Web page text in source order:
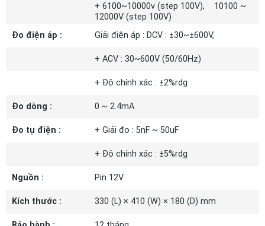
+ 6100~10000v (step 100V), 10100 ~
12000V (step 100V)
Đo điện áp :
Giải điện áp : DCV : ±30~±600V,
+ ACV : 30~600V (50/60Hz)
+ Độ chính xác : ±2%rdg
Đo dòng : 0 ~ 2.4mA
Đo tụ điện : + Giải đo : 5nF ~ 50uF
+ Độ chính xác : ±5%rdg
Nguồn : Pin 12V
Kích thước : 330 (L) × 410 (W) × 180 (D) mm